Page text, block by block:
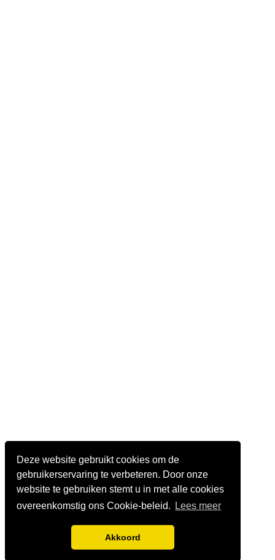
Deze website gebruikt cookies om de
gebruikerservaring te verbeteren. Door onze
website te gebruiken stemt u in met alle cookies
overeenkomstig ons Cookie-beleid.
Lees meer
Akkoord